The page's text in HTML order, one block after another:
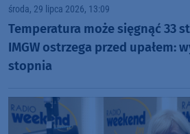
środa, 29 lipca 2026, 13:09
Temperatura może sięgnąć 33
IMGW ostrzega przed upałem:
stopnia